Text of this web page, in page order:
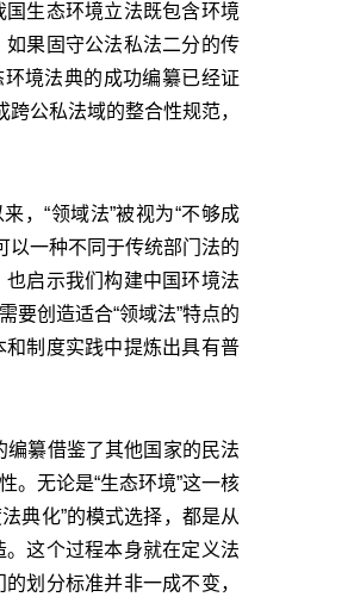
生态环境立法既包含环境
果固守公法私法二分的传
境法典的成功编纂已经证
公私法域的整合性规范，
，“领域法”被视为“不够成
以一种不同于传统部门法的
启示我们构建中国环境法
要创造适合“领域法”特点的
制度实践中提炼出具有普
编纂借鉴了其他国家的民法
。无论是“生态环境”这一核
典化”的模式选择，都是从
这个过程本身就在定义法
划分标准并非一成不变，